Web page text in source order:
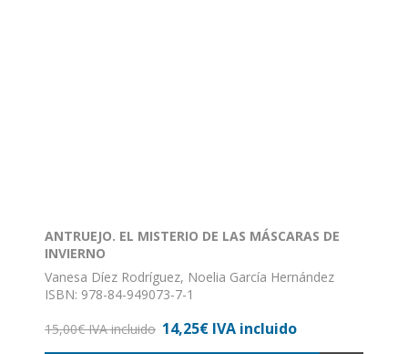
ANTRUEJO. EL MISTERIO DE LAS MÁSCARAS DE
INVIERNO
Vanesa Díez Rodríguez, Noelia García Hernández
ISBN: 978-84-949073-7-1
Nº de páginas: 56
15,00€ IVA incluido 14,25€ IVA incluido